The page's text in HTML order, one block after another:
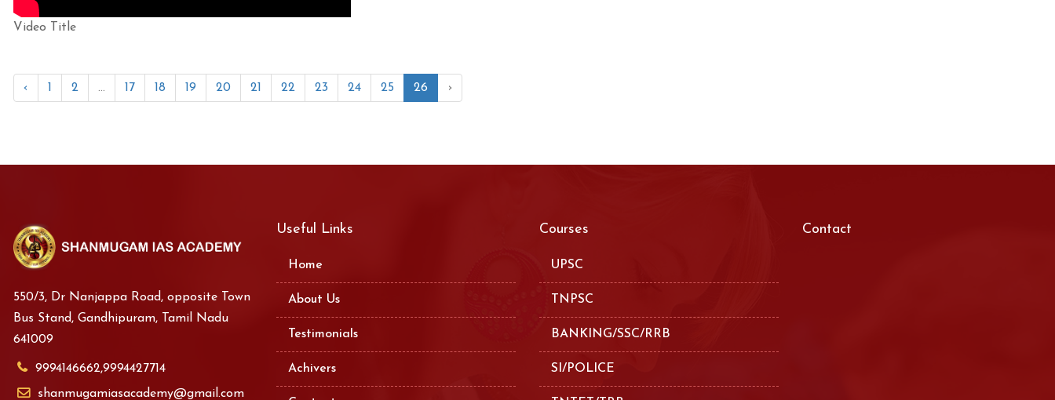
Video Title
‹ 1 2 ... 17 18 19 20 21 22 23 24 25 26 ›
550/3, Dr Nanjappa Road, opposite Town
Bus Stand, Gandhipuram, Tamil Nadu
641009
9994146662,9994427714
shanmugamiasacademy@gmail.com
Useful Links
Home
About Us
Testimonials
Achivers
Courses
UPSC
TNPSC
BANKING/SSC/RRB
SI/POLICE
Contact